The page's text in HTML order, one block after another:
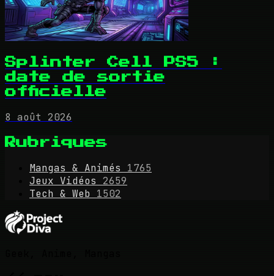
Splinter Cell PS5 :
date de sortie
officielle
8 août 2026
Rubriques
Mangas & Animés
1765
Jeux Vidéos
2659
Tech & Web 1502